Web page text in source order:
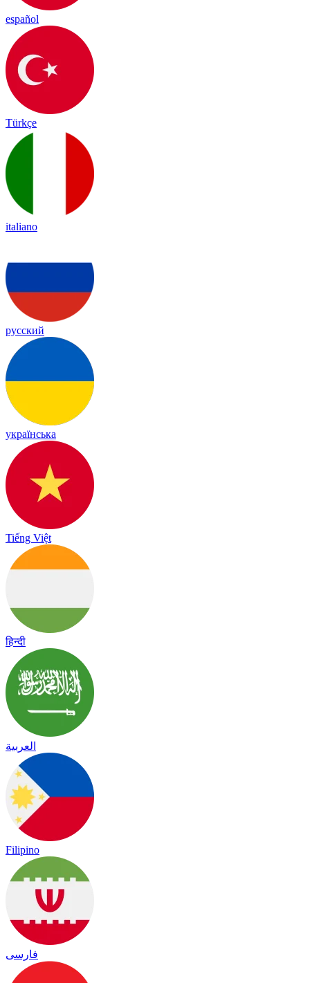
español
Türkçe
italiano
русский
українська
Tiếng Việt
हिन्दी
العربية
Filipino
فارسی